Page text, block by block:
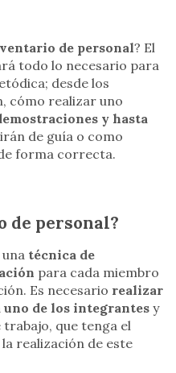
de personal? El
todo lo necesario para
desde los
cómo realizar uno
y hasta
de guía o como
forma correcta.
de personal?
técnica de
para cada miembro
Es necesario realizar
uno de los integrantes y
que tenga el
realización de este